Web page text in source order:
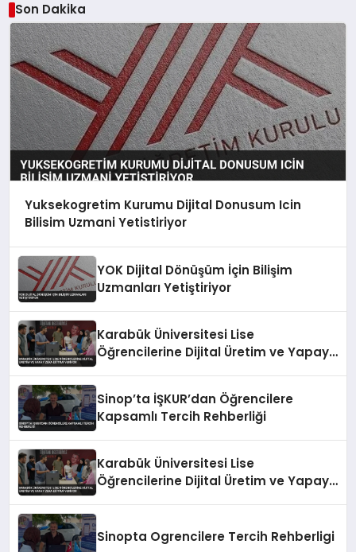
Son Dakika
Yuksekogretim Kurumu Dijital Donusum Icin
Bilisim Uzmani Yetistiriyor
YOK Dijital Dönüşüm İçin Bilişim
Uzmanları Yetiştiriyor
Karabük Üniversitesi Lise
Öğrencilerine Dijital Üretim ve Yapay
Sinop’ta İŞKUR’dan Öğrencilere
Kapsamlı Tercih Rehberliği
Karabük Üniversitesi Lise
Öğrencilerine Dijital Üretim ve Yapay
Sinopta Ogrencilere Tercih Rehberligi